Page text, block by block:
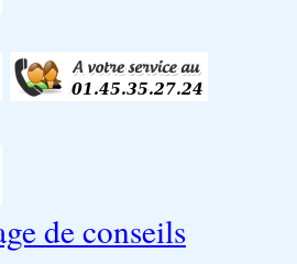
de conseils